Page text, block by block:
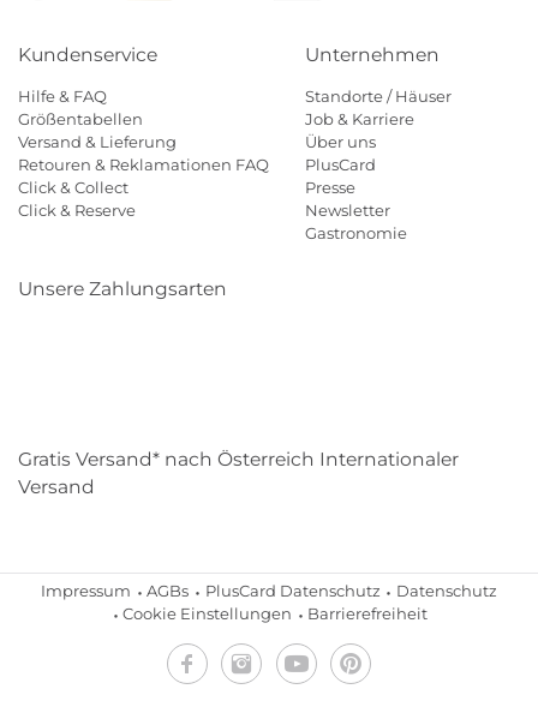
Kundenservice
Hilfe & FAQ
Größentabellen
Versand & Lieferung
Retouren & Reklamationen FAQ
Click & Collect
Click & Reserve
Unternehmen
Standorte / Häuser
Job & Karriere
Über uns
PlusCard
Presse
Newsletter
Gastronomie
Unsere Zahlungsarten
Gratis Versand* nach Österreich Internationaler
Versand
Impressum AGBs PlusCard Datenschutz
Datenschutz
Cookie Einstellungen
Barrierefreiheit